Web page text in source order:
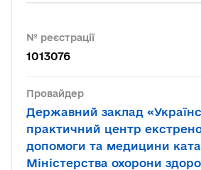
№ реєстрації
1013076
Провайдер
Державний заклад
практичний центр
допомоги та медицини
Міністерства охорони